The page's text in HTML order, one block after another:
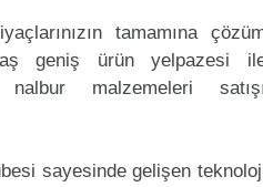
tamamına
geniş ürün yelpazesi
nalbur malzemeleri
sayesinde gelişen